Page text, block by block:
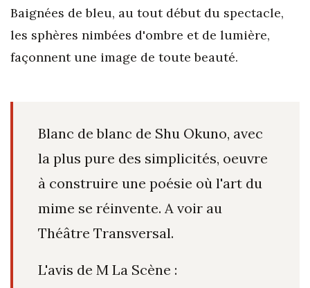
Baignées de bleu, au tout début du spectacle,
les sphères nimbées d'ombre et de lumière,
façonnent une image de toute beauté.
Blanc de blanc de Shu Okuno, avec
la plus pure des simplicités, oeuvre
à construire une poésie où l'art du
mime se réinvente. A voir au
Théâtre Transversal.
L'avis de M La Scène :